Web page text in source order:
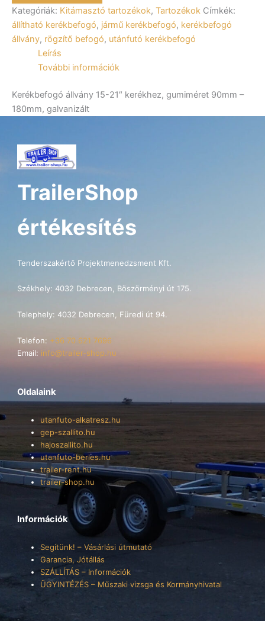
kerékhez,
gumiméret
90mm
180mm,
galvanizált
mennyiség
Kategóriák: Kitámasztó tartozékok, Tartozékok Címkék:
állítható kerékbefogó, jármű kerékbefogó, kerékbefogó
állvány, rögzítő befogó, utánfutó kerékbefogó
Leírás
További információk
Kerékbefogó állvány 15-21″ kerékhez, gumiméret 90mm –
180mm, galvanizált
TrailerShop
értékesítés
Tenderszakértő Projektmenedzsment Kft.
Székhely: 4032 Debrecen, Böszörményi út 175.
Telephely: 4032 Debrecen, Füredi út 94.
Telefon: +36 70 621 7696
Email: info@trailer-shop.hu
Oldalaink
utanfuto-alkatresz.hu
gep-szallito.hu
hajoszallito.hu
utanfuto-berles.hu
trailer-rent.hu
trailer-shop.hu
Információk
Segítünk! – Vásárlási útmutató
Garancia, Jótállás
SZÁLLÍTÁS – Információk
ÜGYINTÉZÉS – Műszaki vizsga és Kormányhivatal